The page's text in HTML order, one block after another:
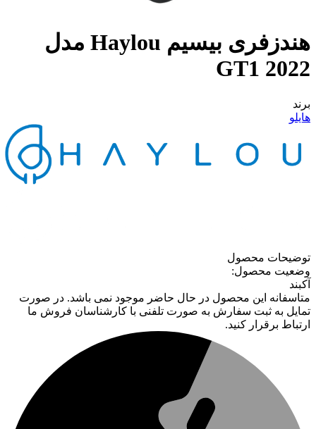
هندزفری بیسیم Haylou مدل
GT1 2022
برند
هایلو
توضیحات محصول
وضعیت محصول:
آکبند
متاسفانه این محصول در حال حاضر موجود نمی باشد. در صورت
تمایل به ثبت سفارش به صورت تلفنی با کارشناسان فروش ما
ارتباط برقرار کنید.